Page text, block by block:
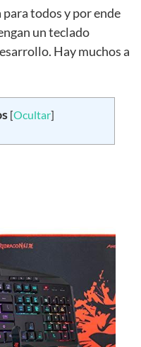
para todos y por ende
un teclado
Hay muchos a
[Ocultar]